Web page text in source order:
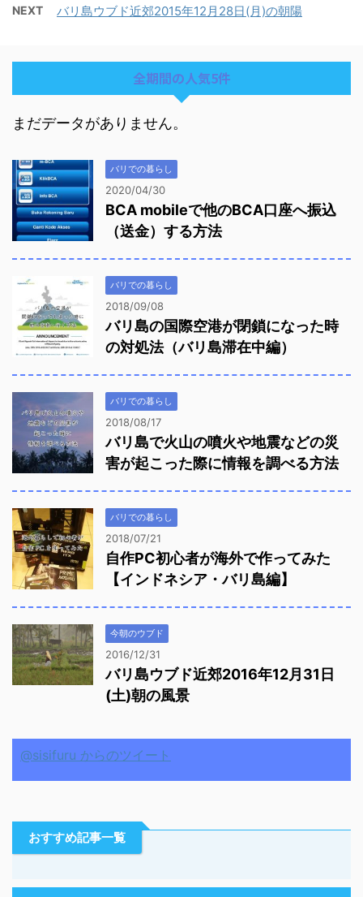
NEXT バリ島ウブド近郊2015年12月28日(月)の朝陽
全期間の人気5件
まだデータがありません。
バリでの暮らし
2020/04/30
BCA mobileで他のBCA口座へ振込
（送金）する方法
バリでの暮らし
2018/09/08
バリ島の国際空港が閉鎖になった時
の対処法（バリ島滞在中編）
バリでの暮らし
2018/08/17
バリ島で火山の噴火や地震などの災
害が起こった際に情報を調べる方法
バリでの暮らし
2018/07/21
自作PC初心者が海外で作ってみた
【インドネシア・バリ島編】
今朝のウブド
2016/12/31
バリ島ウブド近郊2016年12月31日
(土)朝の風景
@sisifuru からのツイート
おすすめ記事一覧